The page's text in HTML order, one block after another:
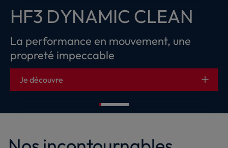
HF3 DYNAMIC CLEAN
La performance en mouvement, une
propreté impeccable
Je découvre